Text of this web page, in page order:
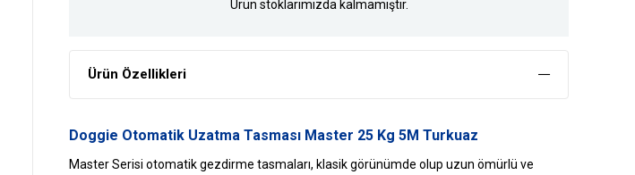
Ürün stoklarımızda kalmamıştır.
Ürün Özellikleri
Doggie Otomatik Uzatma Tasması Master 25 Kg 5M Turkuaz
Master Serisi otomatik gezdirme tasmaları, klasik görünümde olup uzun ömürlü ve